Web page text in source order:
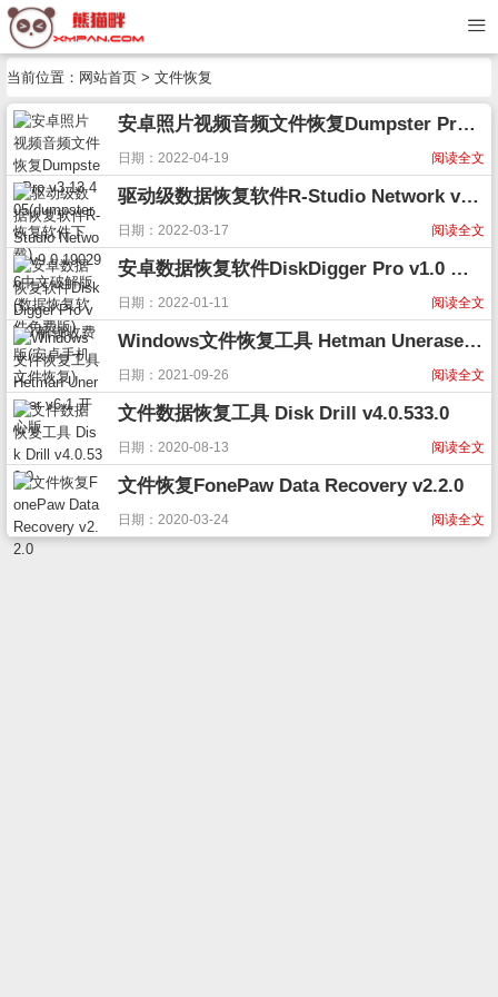
当前位置： 网站首页 > 文件恢复
安卓照片视频音频文件恢复Dumpster Pro v3.13.405(dumpster恢复软件下载)
阅读全文
日期：2022-04-19
驱动级数据恢复软件R-Studio Network v9.0.190296中文破解版(数据恢复软件免费版)
阅读全文
日期：2022-03-17
安卓数据恢复软件DiskDigger Pro v1.0 解锁收费版(安卓手机文件恢复)
阅读全文
日期：2022-01-11
Windows文件恢复工具 Hetman Uneraser v6.1 开心版
阅读全文
日期：2021-09-26
文件数据恢复工具 Disk Drill v4.0.533.0
阅读全文
日期：2020-08-13
文件恢复FonePaw Data Recovery v2.2.0
阅读全文
日期：2020-03-24